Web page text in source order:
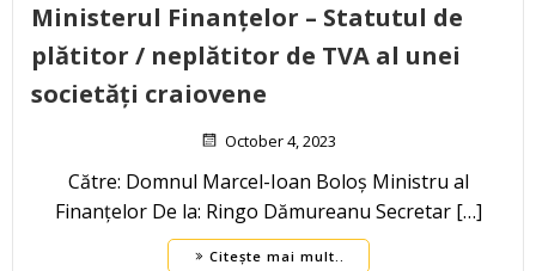
Ministerul Finanțelor – Statutul de
plătitor / neplătitor de TVA al unei
societăți craiovene
October 4, 2023
Către: Domnul Marcel-Ioan Boloș Ministru al
Finanțelor De la: Ringo Dămureanu Secretar […]
Citește mai mult..